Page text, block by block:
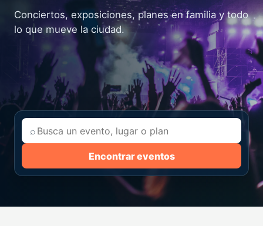
Conciertos, exposiciones, planes en familia y todo
lo que mueve la ciudad.
⌕
Encontrar eventos